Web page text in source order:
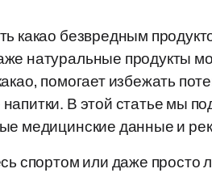
какао безвредным
натуральные продукты
помогает избежать
В этой статье мы
медицинские данные и
спортом или даже просто